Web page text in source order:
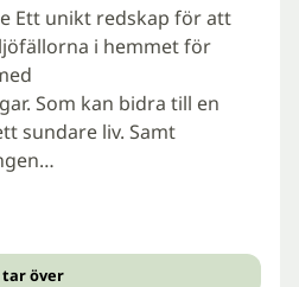
Ett unikt redskap för att
i hemmet för
Som kan bidra till en
sundare liv. Samt
tar över